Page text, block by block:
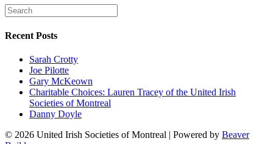
Recent Posts
Sarah Crotty
Joe Pilotte
Gary McKeown
Charitable Choices: Lauren Tracey of the United Irish
Societies of Montreal
Danny Doyle
© 2026 United Irish Societies of Montreal | Powered by Beaver